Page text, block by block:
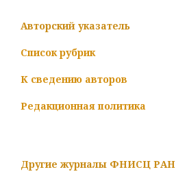
Авторский указатель
Список рубрик
К сведению авторов
Редакционная политика
Другие журналы ФНИСЦ РАН